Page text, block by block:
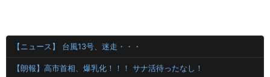
【ニュース】 台風13号、迷走・・・
【朗報】高市首相、爆乳化！！！ サナ活待ったなし！